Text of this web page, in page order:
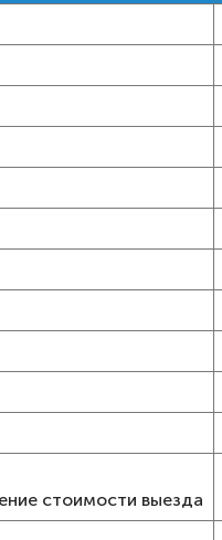
стоимости выезда